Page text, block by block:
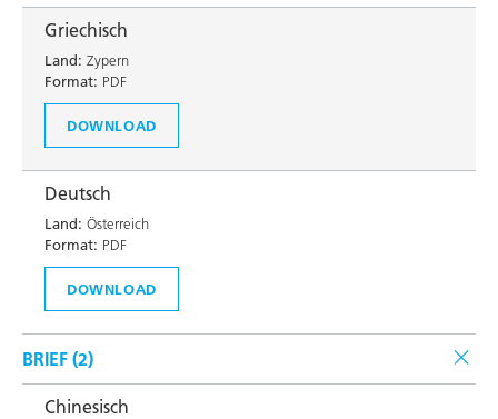
Griechisch
Land: Zypern
Format: PDF
DOWNLOAD
Deutsch
Land: Österreich
Format: PDF
DOWNLOAD
BRIEF (2)
Chinesisch